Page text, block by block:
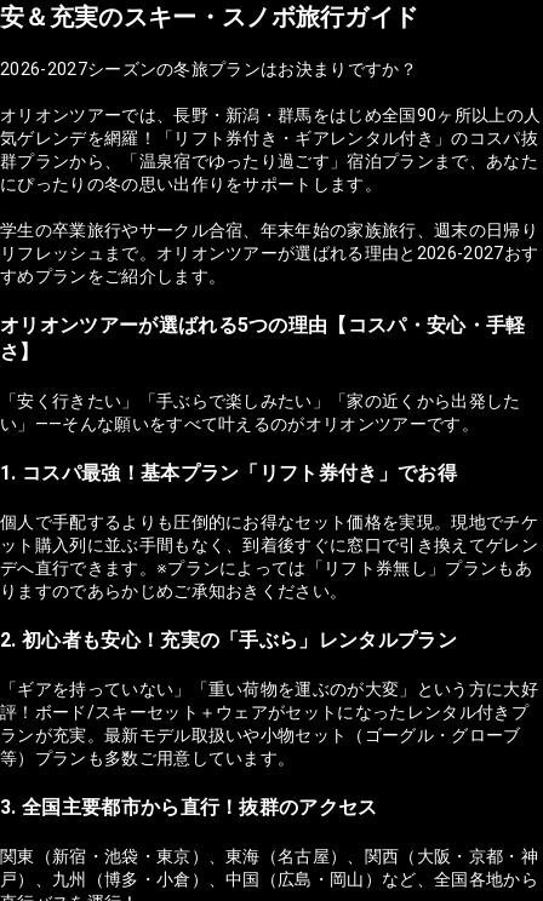
安＆充実のスキー・スノボ旅行ガイド
2026-2027シーズンの冬旅プランはお決まりですか？
オリオンツアーでは、長野・新潟・群馬をはじめ全国90ヶ所以上の人
気ゲレンデを網羅！「リフト券付き・ギアレンタル付き」のコスパ抜
群プランから、「温泉宿でゆったり過ごす」宿泊プランまで、あなた
にぴったりの冬の思い出作りをサポートします。
学生の卒業旅行やサークル合宿、年末年始の家族旅行、週末の日帰り
リフレッシュまで。オリオンツアーが選ばれる理由と2026-2027おす
すめプランをご紹介します。
オリオンツアーが選ばれる5つの理由【コスパ・安心・手軽
さ】
「安く行きたい」「手ぶらで楽しみたい」「家の近くから出発した
い」——そんな願いをすべて叶えるのがオリオンツアーです。
1. コスパ最強！基本プラン「リフト券付き」でお得
個人で手配するよりも圧倒的にお得なセット価格を実現。現地でチケ
ット購入列に並ぶ手間もなく、到着後すぐに窓口で引き換えてゲレン
デへ直行できます。※プランによっては「リフト券無し」プランもあ
りますのであらかじめご承知おきください。
2. 初心者も安心！充実の「手ぶら」レンタルプラン
「ギアを持っていない」「重い荷物を運ぶのが大変」という方に大好
評！ボード/スキーセット＋ウェアがセットになったレンタル付きプ
ランが充実。最新モデル取扱いや小物セット（ゴーグル・グローブ
等）プランも多数ご用意しています。
3. 全国主要都市から直行！抜群のアクセス
関東（新宿・池袋・東京）、東海（名古屋）、関西（大阪・京都・神
戸）、九州（博多・小倉）、中国（広島・岡山）など、全国各地から